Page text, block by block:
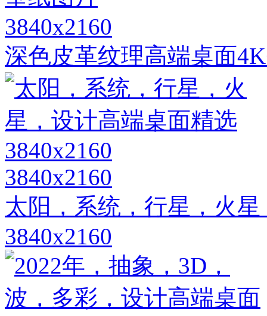
3840x2160
深色皮革纹理高端桌面
3840x2160
太阳，系统，行星，火
3840x2160